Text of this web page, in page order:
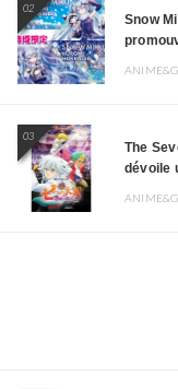
02
Snow
03
The
dévoile